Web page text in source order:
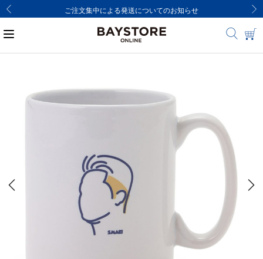
ご注文集中による発送についてのお知らせ